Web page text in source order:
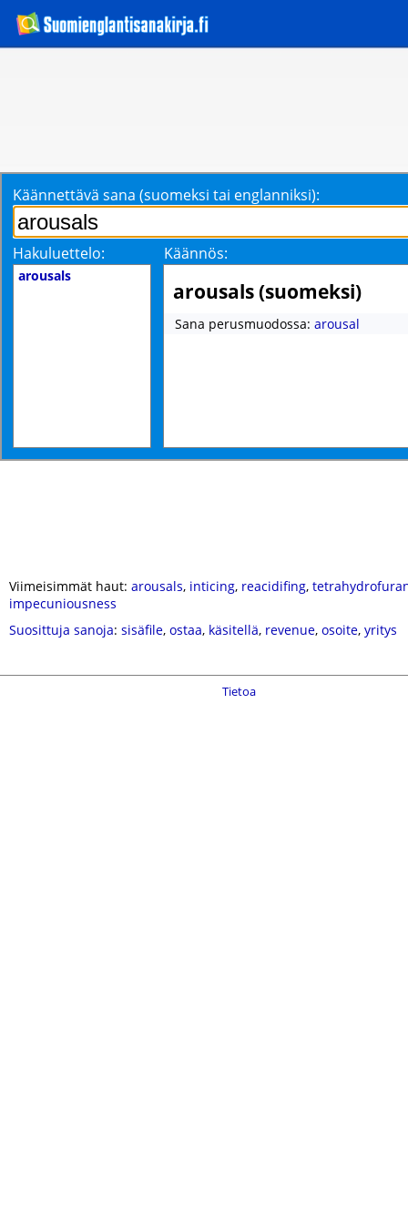
Käännettävä sana (suomeksi tai englanniksi):
Hakuluettelo: Käännös:
arousals
arousals (suomeksi)
Sana perusmuodossa: arousal
Viimeisimmät haut: arousals, inticing, reacidifing,
impecuniousness
Suosittuja sanoja: sisäfile, ostaa, käsitellä, revenue, osoite, yritys
Tietoa